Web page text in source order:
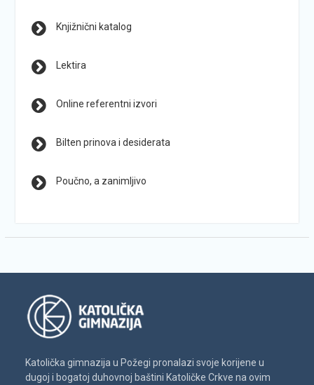
Knjižnični katalog
Lektira
Online referentni izvori
Bilten prinova i desiderata
Poučno, a zanimljivo
Katolička gimnazija u Požegi pronalazi svoje korijene u
dugoj i bogatoj duhovnoj baštini Katoličke Crkve na ovim